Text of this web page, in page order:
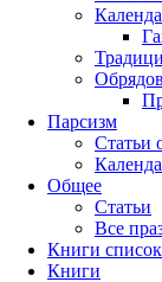
Парсизм
Статьи
Общее
Статьи
Все
Книги список
Книги